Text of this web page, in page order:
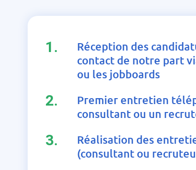
1.
Réception des
contact de notre part
ou les jobboards
2.
Premier entretien
consultant ou un
3.
Réalisation des
(consultant ou